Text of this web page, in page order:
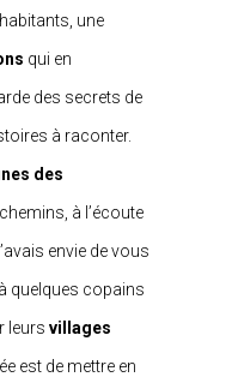
une
qui en
des secrets de
à raconter.
des
à l’écoute
envie de vous
quelques copains
leurs villages
est de mettre en